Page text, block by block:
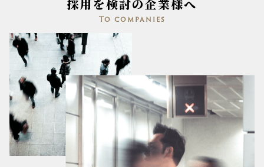
採用を検討の企業様へ
To companies